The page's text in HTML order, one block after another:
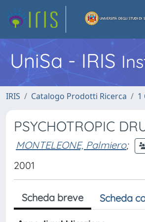
UniSa - IRIS
IRIS Catalogo Prodotti Ricerca 1
PSYCHOTROPIC
MONTELEONE, Palmiero;
2001
Scheda breve Scheda